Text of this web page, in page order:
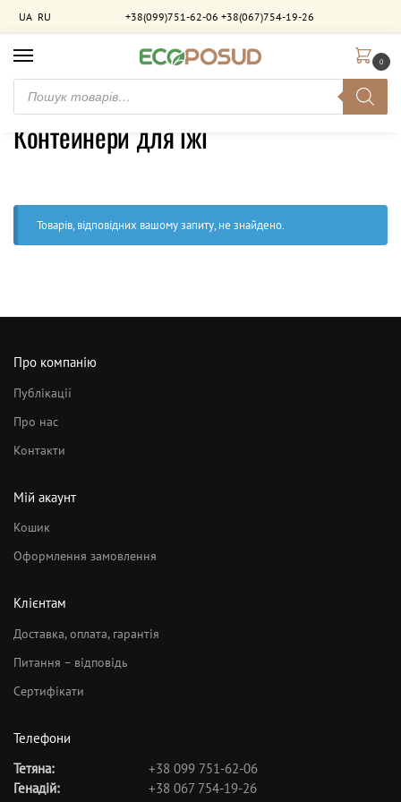
UA RU +38(099)751-62-06 +38(067)754-19-26
0
Головна / Контейнери для їжі
Контейнери для їжі
Товарів, відповідних вашому запиту, не знайдено.
Про компанію
Публікації
Про нас
Контакти
Мій акаунт
Кошик
Оформлення замовлення
Клієнтам
Доставка, оплата, гарантія
Питання – відповідь
Сертифікати
Телефони
Тетяна:
+38 099 751-62-06
Генадій:
+38 067 754-19-26